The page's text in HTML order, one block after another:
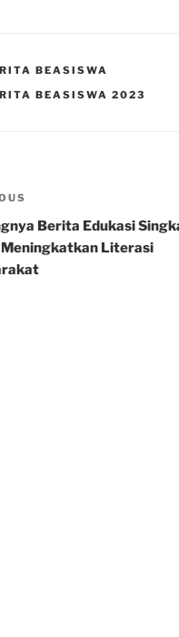
BEASISWA
BEASISWA 2023
Berita Edukasi
Meningkatkan Literasi